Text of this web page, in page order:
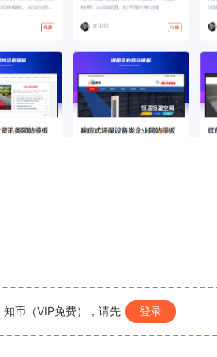
知币（VIP免费），请先 登录